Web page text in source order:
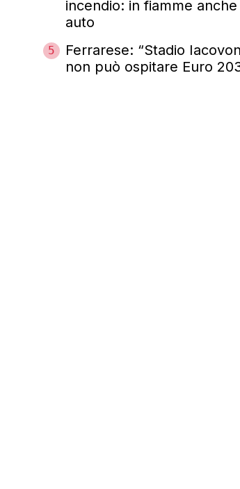
incendio: in fiamme
auto
5
Ferrarese: “Stadio
non può ospitare Euro